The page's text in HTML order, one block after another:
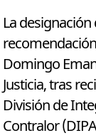
La
Domingo
Justicia, tras
División de
Contralor